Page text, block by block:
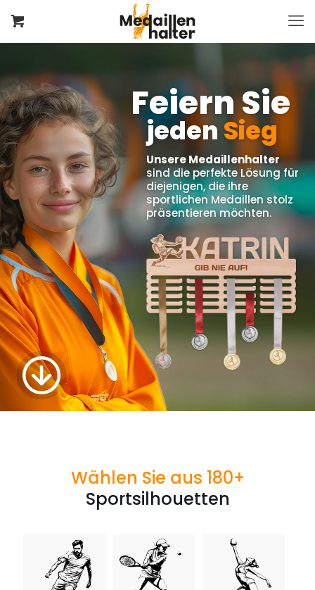
Feiern Sie
jeden Sieg
Unsere Medaillenhalter
sind die perfekte Lösung für
diejenigen, die ihre
sportlichen Medaillen stolz
präsentieren möchten.
Wählen Sie aus 180+
Sportsilhouetten